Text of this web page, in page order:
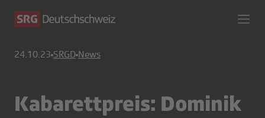
24.10.23 SRGD News
Kabarettpreis: Dominik